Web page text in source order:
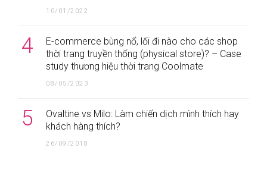
10/01/2022
4
E-commerce bùng nổ, lối đi nào cho các shop
thời trang truyền thống (physical store)? – Case
study thương hiệu thời trang Coolmate
08/05/2023
5
Ovaltine vs Milo: Làm chiến dịch mình thích hay
khách hàng thích?
26/09/2018